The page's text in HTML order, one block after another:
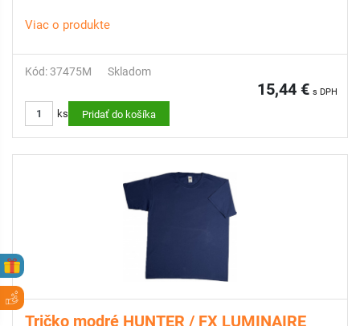
Viac o produkte
Kód: 37475M Skladom
15,44 € s DPH
ks Pridať do košíka
Tričko modré HUNTER / FX LUMINAIRE